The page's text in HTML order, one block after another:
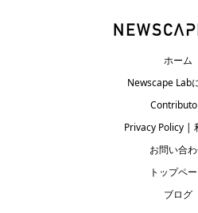
ホーム
Newscape Lab
Privacy Policy |
お問い合
トップペ
ブログ